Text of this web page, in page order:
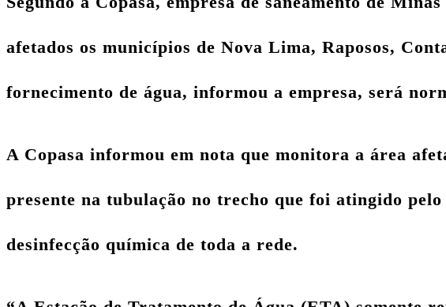
afetados os municípios de Nova Lima, Raposos,
fornecimento de água, informou a empresa, será
A Copasa informou em nota que monitora a área
presente na tubulação no trecho que foi atingido
desinfecção química de toda a rede.